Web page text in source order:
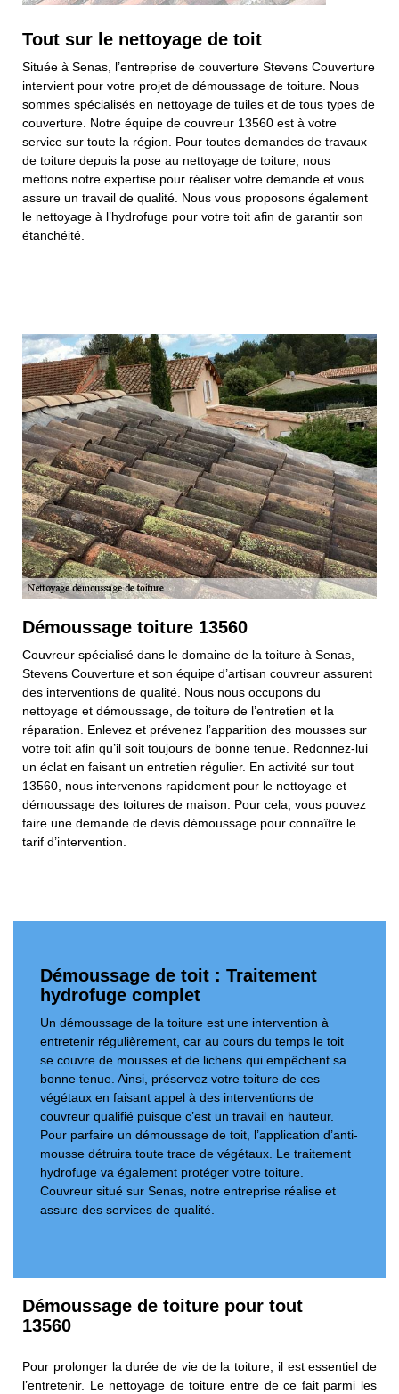
Tout sur le nettoyage de toit
Située à Senas, l’entreprise de couverture Stevens Couverture
intervient pour votre projet de démoussage de toiture. Nous
sommes spécialisés en nettoyage de tuiles et de tous types de
couverture. Notre équipe de couvreur 13560 est à votre
service sur toute la région. Pour toutes demandes de travaux
de toiture depuis la pose au nettoyage de toiture, nous
mettons notre expertise pour réaliser votre demande et vous
assure un travail de qualité. Nous vous proposons également
le nettoyage à l’hydrofuge pour votre toit afin de garantir son
étanchéité.
Démoussage toiture 13560
Couvreur spécialisé dans le domaine de la toiture à Senas,
Stevens Couverture et son équipe d’artisan couvreur assurent
des interventions de qualité. Nous nous occupons du
nettoyage et démoussage, de toiture de l’entretien et la
réparation. Enlevez et prévenez l’apparition des mousses sur
votre toit afin qu’il soit toujours de bonne tenue. Redonnez-lui
un éclat en faisant un entretien régulier. En activité sur tout
13560, nous intervenons rapidement pour le nettoyage et
démoussage des toitures de maison. Pour cela, vous pouvez
faire une demande de devis démoussage pour connaître le
tarif d’intervention.
Démoussage de toit : Traitement
hydrofuge complet
Un démoussage de la toiture est une intervention à
entretenir régulièrement, car au cours du temps le toit
se couvre de mousses et de lichens qui empêchent sa
bonne tenue. Ainsi, préservez votre toiture de ces
végétaux en faisant appel à des interventions de
couvreur qualifié puisque c’est un travail en hauteur.
Pour parfaire un démoussage de toit, l’application d’anti-
mousse détruira toute trace de végétaux. Le traitement
hydrofuge va également protéger votre toiture.
Couvreur situé sur Senas, notre entreprise réalise et
assure des services de qualité.
Démoussage de toiture pour tout
13560
Pour prolonger la durée de vie de la toiture, il est essentiel de
l’entretenir. Le nettoyage de toiture entre de ce fait parmi les